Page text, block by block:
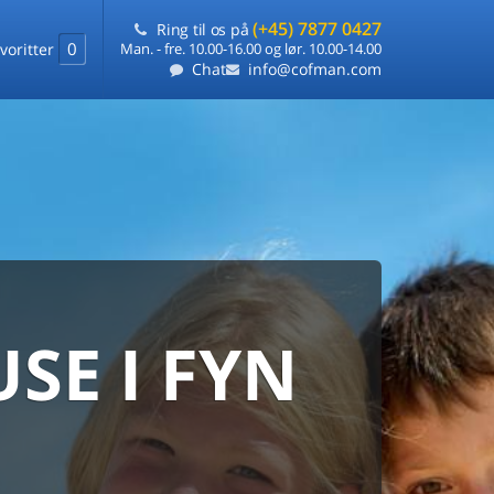
0
Ring til os på (+45) 7877 0427
Man. - fre. 10.00-16.00 og lør. 10.00-14.00
Chat info@cofman.com
I FYN